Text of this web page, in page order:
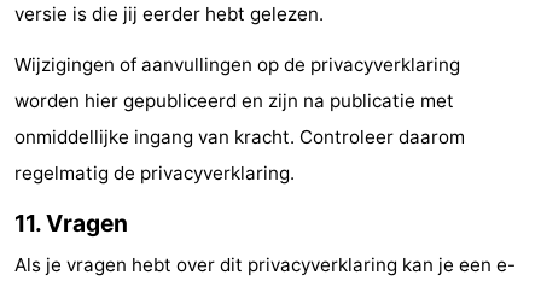
versie is die jij eerder hebt gelezen.
Wijzigingen of aanvullingen op de privacyverklaring
worden hier gepubliceerd en zijn na publicatie met
onmiddellijke ingang van kracht. Controleer daarom
regelmatig de privacyverklaring.
11. Vragen
Als je vragen hebt over dit privacyverklaring kan je een e-